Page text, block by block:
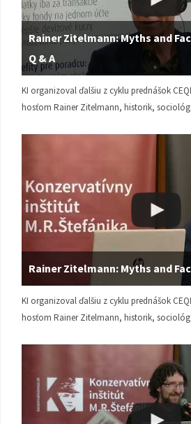
Rainer Zitelmann: Myths and
Q & A
KI organizoval ďalšiu z cyklu prednášok
hosťom Rainer Zitelmann, historik,
Rainer Zitelmann: Myths and
KI organizoval ďalšiu z cyklu prednášok
hosťom Rainer Zitelmann, historik,